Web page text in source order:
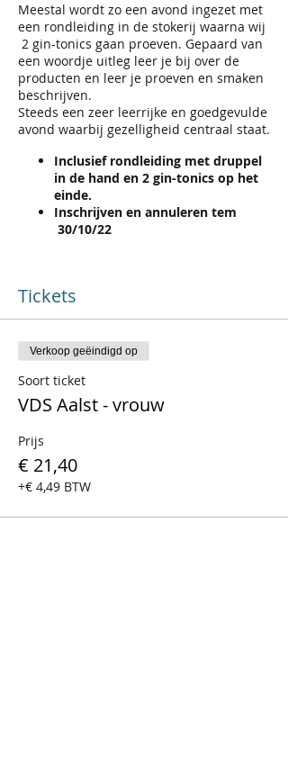
Meestal wordt zo een avond ingezet met
een rondleiding in de stokerij waarna wij
2 gin-tonics gaan proeven. Gepaard van
een woordje uitleg leer je bij over de
producten en leer je proeven en smaken
beschrijven.
Steeds een zeer leerrijke en goedgevulde
avond waarbij gezelligheid centraal staat.
Inclusief rondleiding met druppel
in de hand en 2 gin-tonics op het
einde.
Inschrijven en annuleren tem
30/10/22
Tickets
Verkoop geëindigd op
Soort ticket
VDS Aalst - vrouw
Prijs
€ 21,40
+€ 4,49 BTW